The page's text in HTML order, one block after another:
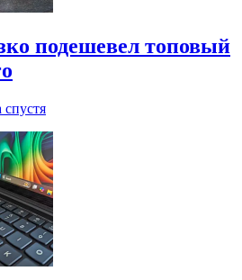
подешевел топовый
спустя